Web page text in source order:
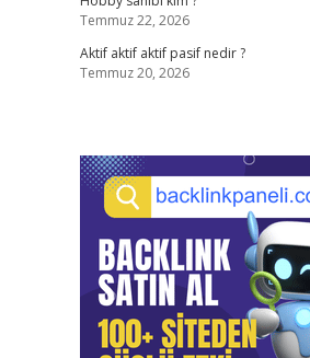
Temmuz 22, 2026
Aktif aktif aktif pasif nedir ?
Temmuz 20, 2026